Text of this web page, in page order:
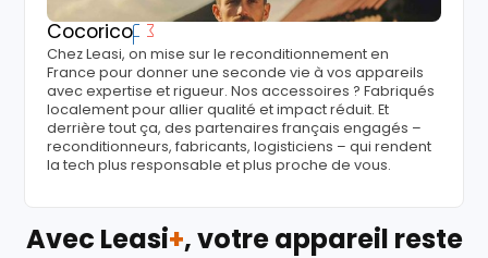
Cocorico
Chez Leasi, on mise sur le reconditionnement en
France pour donner une seconde vie à vos appareils
avec expertise et rigueur. Nos accessoires ? Fabriqués
localement pour allier qualité et impact réduit. Et
derrière tout ça, des partenaires français engagés –
reconditionneurs, fabricants, logisticiens – qui rendent
la tech plus responsable et plus proche de vous.
Avec Leasi+, votre appareil reste